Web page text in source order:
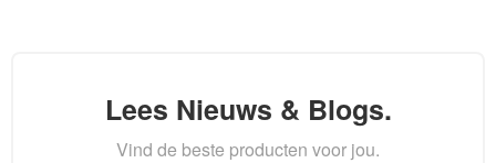
Lees Nieuws & Blogs.
Vind de beste producten voor jou.